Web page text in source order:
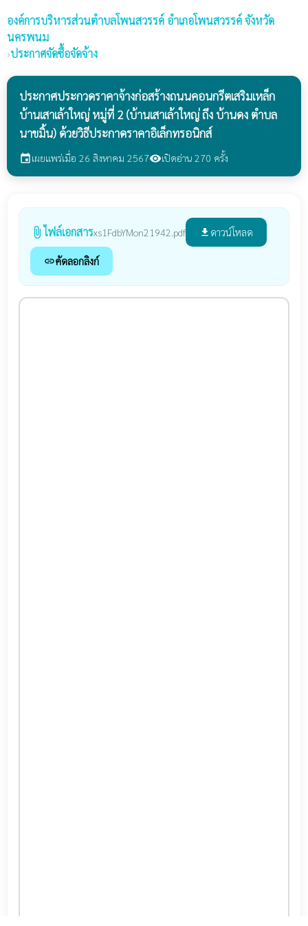
องค์การบริหารส่วนตำบลโพนสวรรค์ อำเภอโพนสวรรค์ จังหวัด
นครพนม
›ประกาศจัดซื้อจัดจ้าง
ประกาศประกวดราคาจ้างก่อสร้างถนนคอนกรีตเสริมเหล็ก
บ้านเสาเล้าใหญ่ หมู่ที่ 2 (บ้านเสาเล้าใหญ่ ถึง บ้านดง ตำบล
นาขมิ้น) ด้วยวิธีประกาดราคาอิเล็กทรอนิกส์
eventเผยแพร่เมื่อ 26 สิงหาคม 2567visibilityเปิดอ่าน 270 ครั้ง
attach_file ไฟล์เอกสารxs1FdbYMon21942.pdf file_download ดาวน์โหลด
linkคัดลอกลิงก์